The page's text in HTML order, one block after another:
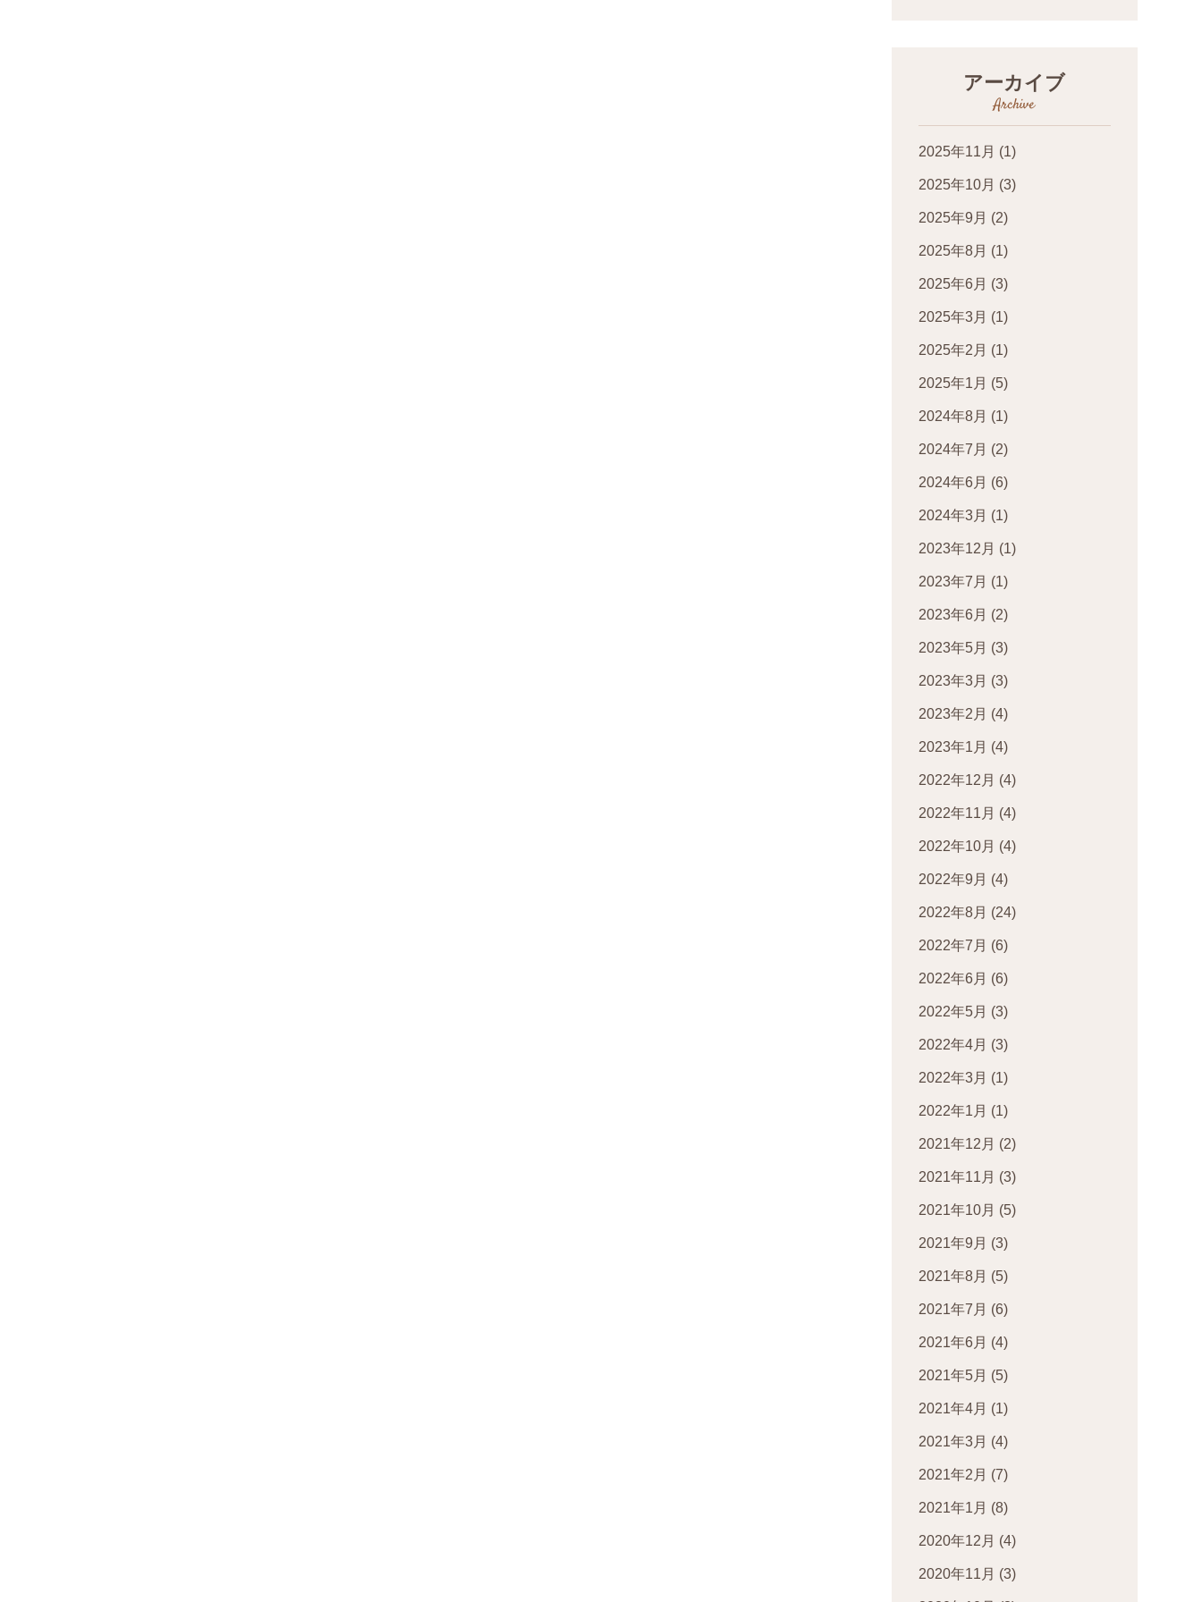
アーカイブ
Archive
2025年11月 (1)
2025年10月 (3)
2025年9月 (2)
2025年8月 (1)
2025年6月 (3)
2025年3月 (1)
2025年2月 (1)
2025年1月 (5)
2024年8月 (1)
2024年7月 (2)
2024年6月 (6)
2024年3月 (1)
2023年12月 (1)
2023年7月 (1)
2023年6月 (2)
2023年5月 (3)
2023年3月 (3)
2023年2月 (4)
2023年1月 (4)
2022年12月 (4)
2022年11月 (4)
2022年10月 (4)
2022年9月 (4)
2022年8月 (24)
2022年7月 (6)
2022年6月 (6)
2022年5月 (3)
2022年4月 (3)
2022年3月 (1)
2022年1月 (1)
2021年12月 (2)
2021年11月 (3)
2021年10月 (5)
2021年9月 (3)
2021年8月 (5)
2021年7月 (6)
2021年6月 (4)
2021年5月 (5)
2021年4月 (1)
2021年3月 (4)
2021年2月 (7)
2021年1月 (8)
2020年12月 (4)
2020年11月 (3)